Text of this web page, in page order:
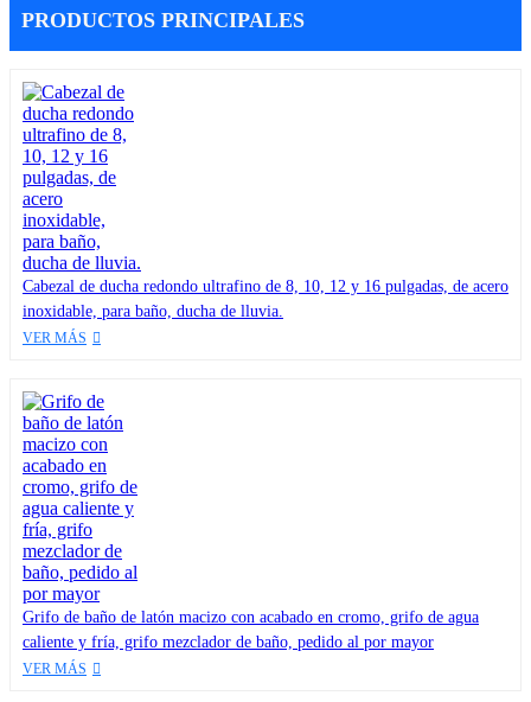
PRODUCTOS PRINCIPALES
Cabezal de ducha redondo ultrafino de 8, 10, 12 y 16 pulgadas, de acero
inoxidable, para baño, ducha de lluvia.
VER MÁS
Grifo de baño de latón macizo con acabado en cromo, grifo de agua
caliente y fría, grifo mezclador de baño, pedido al por mayor
VER MÁS